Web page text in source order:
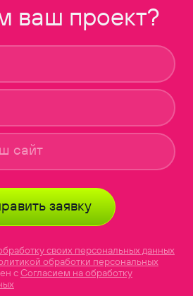
ваш проект?
заявку
своих персональных данных
обработки персональных
сСогласием на обработку